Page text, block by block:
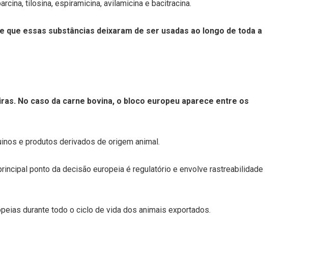
tilosina, espiramicina, avilamicina e bacitracina.
essas substâncias deixaram de ser usadas ao longo de toda a
No caso da carne bovina, o bloco europeu aparece entre os
e produtos derivados de origem animal.
ponto da decisão europeia é regulatório e envolve rastreabilidade
durante todo o ciclo de vida dos animais exportados.